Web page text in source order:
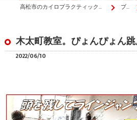
高松市のカイロプラクティックはか・から～ず施術院 ブログ
木太町教室。ぴょんぴょん跳
2022/06/10